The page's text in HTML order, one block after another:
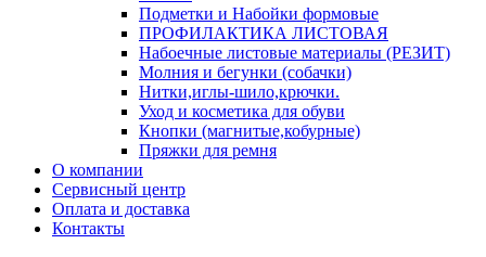
Подметки и Набойки формовые
ПРОФИЛАКТИКА ЛИСТОВАЯ
Набоечные листовые материалы (РЕЗИТ)
Молния и бегунки (собачки)
Нитки,иглы-шило,крючки.
Уход и косметика для обуви
Кнопки (магнитые,кобурные)
Пряжки для ремня
О компании
Сервисный центр
Оплата и доставка
Контакты